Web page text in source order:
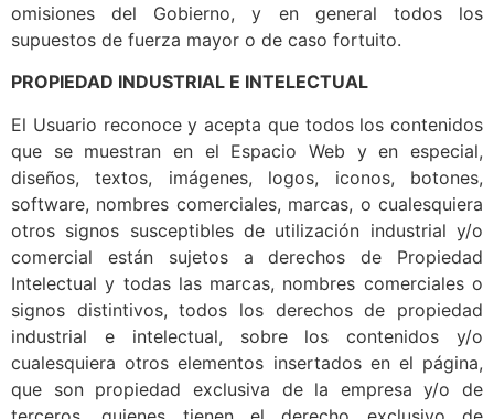
omisiones del Gobierno, y en general todos los
supuestos de fuerza mayor o de caso fortuito.
PROPIEDAD INDUSTRIAL E INTELECTUAL
El Usuario reconoce y acepta que todos los contenidos
que se muestran en el Espacio Web y en especial,
diseños, textos, imágenes, logos, iconos, botones,
software, nombres comerciales, marcas, o cualesquiera
otros signos susceptibles de utilización industrial y/o
comercial están sujetos a derechos de Propiedad
Intelectual y todas las marcas, nombres comerciales o
signos distintivos, todos los derechos de propiedad
industrial e intelectual, sobre los contenidos y/o
cualesquiera otros elementos insertados en el página,
que son propiedad exclusiva de la empresa y/o de